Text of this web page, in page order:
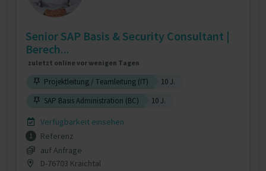
Senior SAP Basis & Security Consultant |
Berech...
zuletzt online vor wenigen Tagen
Projektleitung / Teamleitung (IT)
10 J.
SAP Basis Administration (BC)
10 J.
Verfügbarkeit einsehen
1
Referenz
auf Anfrage
D-76703 Kraichtal